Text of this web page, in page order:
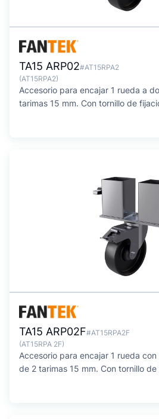
TA15 ARP02#AT15RPA2
(AT15RPA2)
Accesorio para encajar 1 rueda a
tarimas 15 mm. Con tornillo de
TA15 ARP02F#AT15RPA2F
(AT15RPA 2F)
Accesorio para encajar 1 rueda
de 2 tarimas 15 mm. Con tornillo de